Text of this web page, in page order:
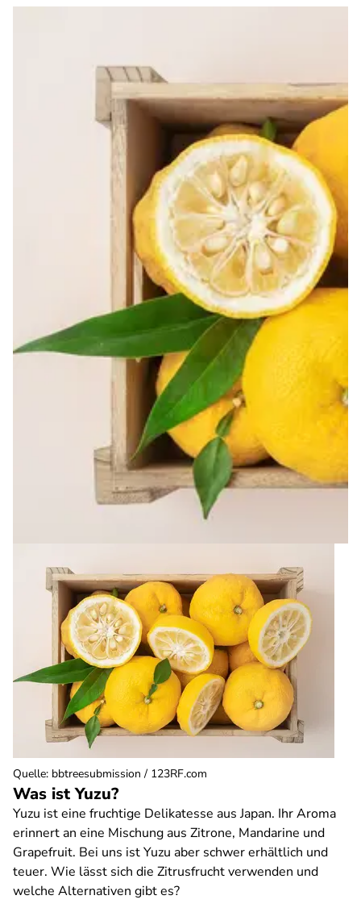
Was ist Yuzu?
Yuzu ist eine fruchtige Delikatesse aus Japan. Ihr Aroma
erinnert an eine Mischung aus Zitrone, Mandarine und
Grapefruit. Bei uns ist Yuzu aber schwer erhältlich und
teuer. Wie lässt sich die Zitrusfrucht verwenden und
welche Alternativen gibt es?
Quelle: bbtreesubmission / 123RF.com